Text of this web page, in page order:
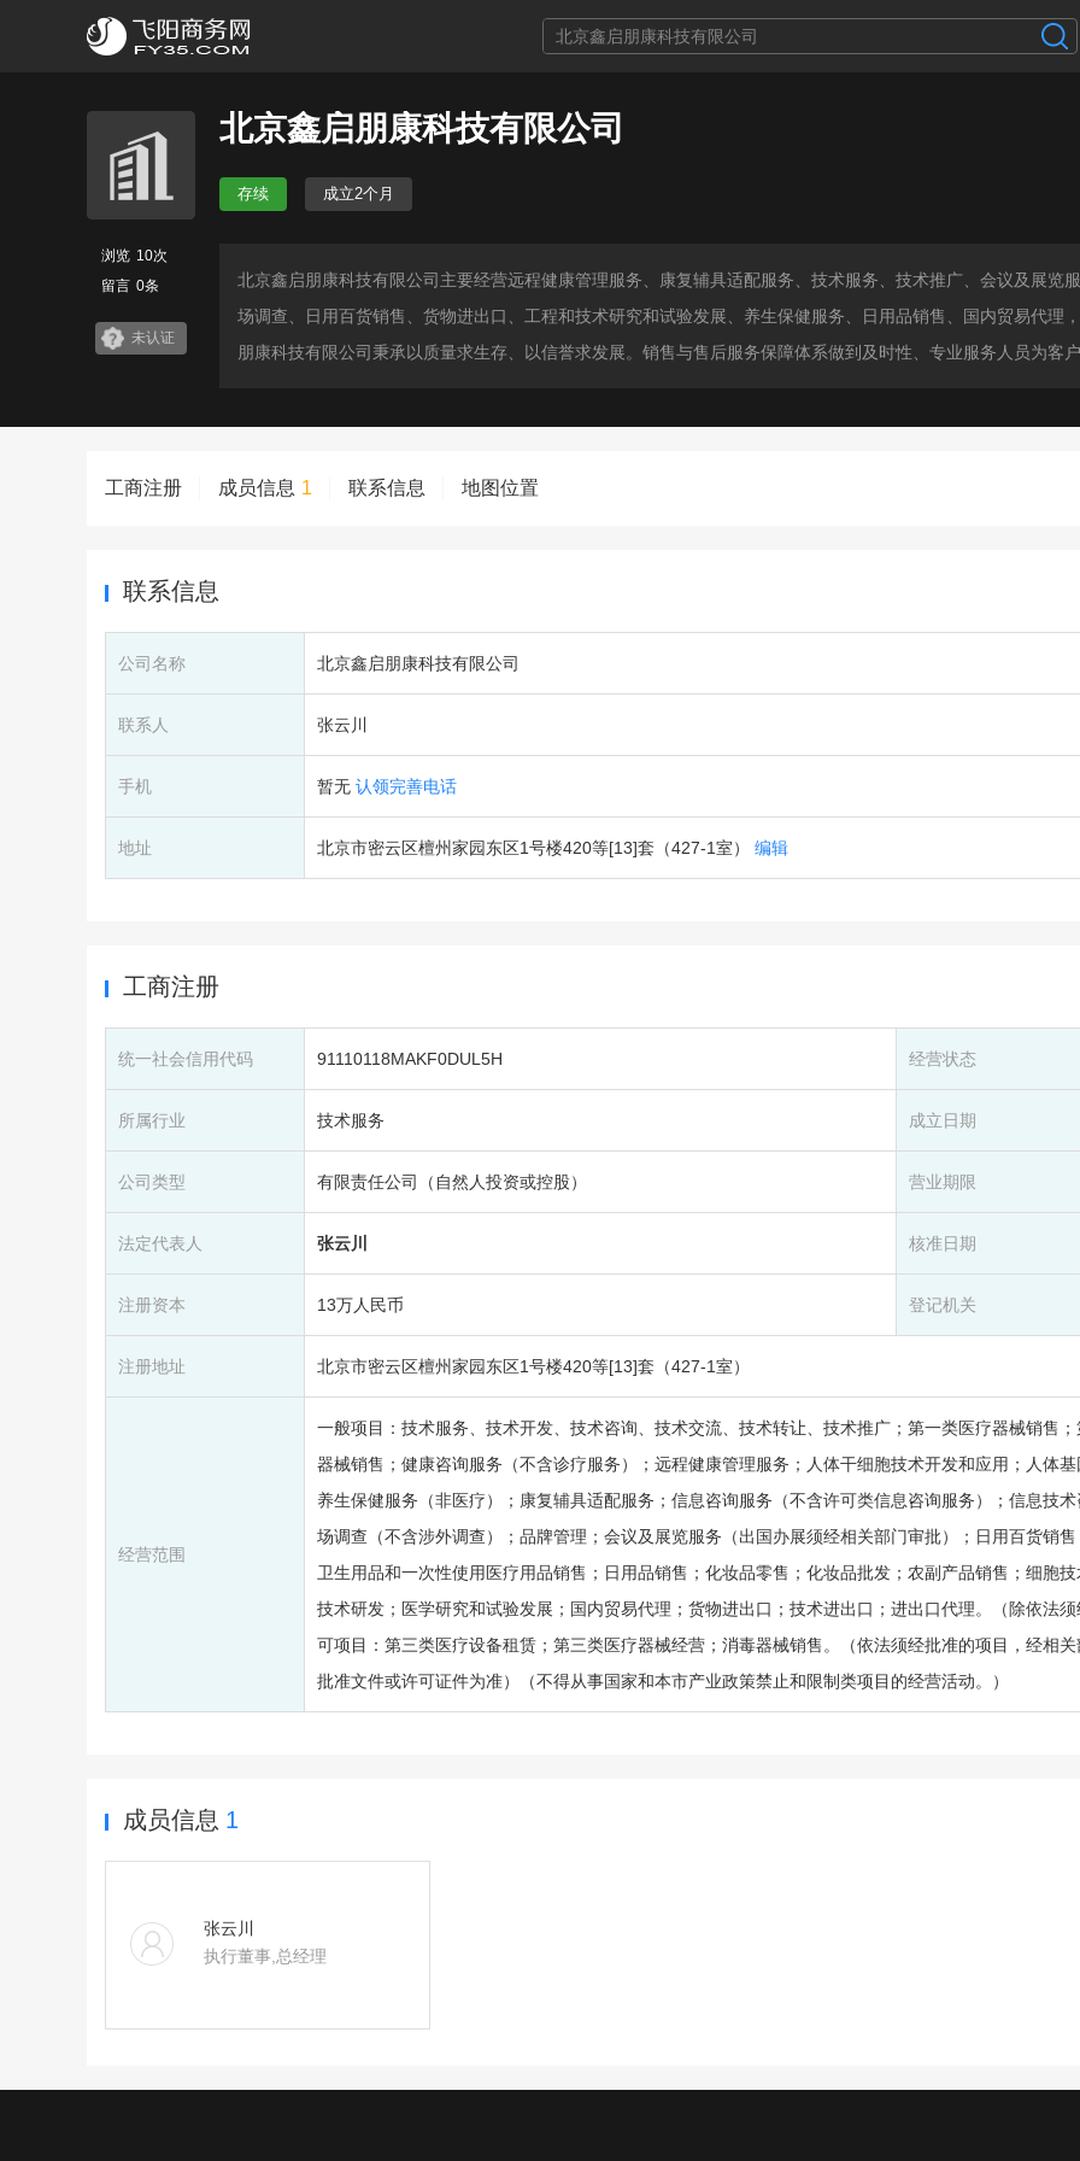
北京鑫启朋康科技有限公司
存续 成立2个月
浏览 10次
留言 0条
未认证
北京鑫启朋康科技有限公司主要经营远程健康管理服务、康复辅具适配服务、技术服务、技术推广、会议及展览
场调查、日用百货销售、货物进出口、工程和技术研究和试验发展、养生保健服务、日用品销售、国内贸易代理
朋康科技有限公司秉承以质量求生存、以信誉求发展。销售与售后服务保障体系做到及时性、专业服务人员为客
工商注册 成员信息 1 联系信息 地图位置
联系信息
公司名称 北京鑫启朋康科技有限公司
联系人 张云川
手机 暂无 认领完善电话
地址 北京市密云区檀州家园东区1号楼420等[13]套（427-1室） 编辑
工商注册
统一社会信用代码 91110118MAKF0DUL5H 经营状态
所属行业 技术服务 成立日期
公司类型 有限责任公司（自然人投资或控股） 营业期限
法定代表人 张云川 核准日期
注册资本 13万人民币 登记机关
注册地址 北京市密云区檀州家园东区1号楼420等[13]套（427-1室）
经营范围
一般项目：技术服务、技术开发、技术咨询、技术交流、技术转让、技术推广；第一类医疗器械销售
器械销售；健康咨询服务（不含诊疗服务）；远程健康管理服务；人体干细胞技术开发和应用；人体
养生保健服务（非医疗）；康复辅具适配服务；信息咨询服务（不含许可类信息咨询服务）；信息技
场调查（不含涉外调查）；品牌管理；会议及展览服务（出国办展须经相关部门审批）；日用百货销
卫生用品和一次性使用医疗用品销售；日用品销售；化妆品零售；化妆品批发；农副产品销售；细胞
技术研发；医学研究和试验发展；国内贸易代理；货物进出口；技术进出口；进出口代理。（除依法
可项目：第三类医疗设备租赁；第三类医疗器械经营；消毒器械销售。（依法须经批准的项目，经相
批准文件或许可证件为准）（不得从事国家和本市产业政策禁止和限制类项目的经营活动。）
成员信息 1
张云川
执行董事,总经理